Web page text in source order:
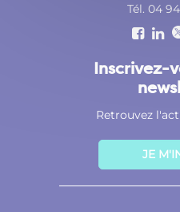
Tél. 04
Inscrivez-
Retrouvez
JE